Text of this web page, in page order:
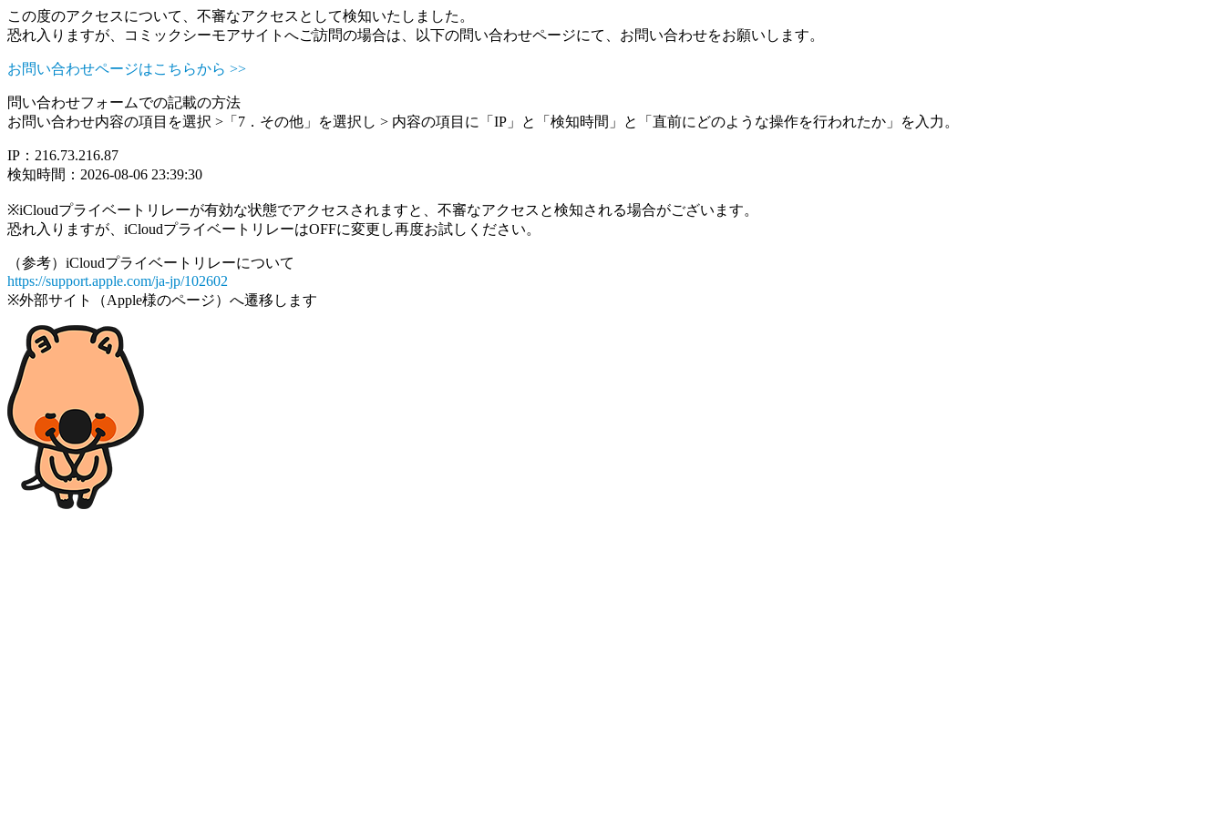
この度のアクセスについて、不審なアクセスとして検知いたしました。
恐れ入りますが、コミックシーモアサイトへご訪問の場合は、以下の問い合わせページにて、お問い合わせをお願いします。
お問い合わせページはこちらから >>
問い合わせフォームでの記載の方法
お問い合わせ内容の項目を選択 >「7．その他」を選択し > 内容の項目に「IP」と「検知時間」と「直前にどのような操作を行われたか」を入力。
IP：216.73.216.87
検知時間：2026-08-06 23:39:30
※iCloudプライベートリレーが有効な状態でアクセスされますと、不審なアクセスと検知される場合がございます。
恐れ入りますが、iCloudプライベートリレーはOFFに変更し再度お試しください。
（参考）iCloudプライベートリレーについて
https://support.apple.com/ja-jp/102602
※外部サイト（Apple様のページ）へ遷移します